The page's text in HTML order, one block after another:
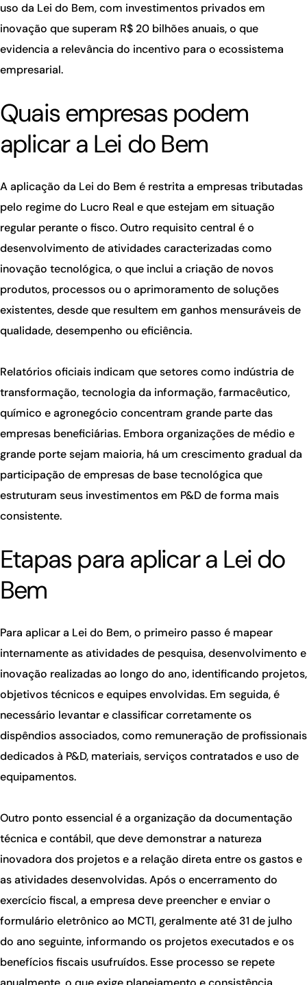
uso da Lei do Bem, com investimentos privados em
inovação que superam R$ 20 bilhões anuais, o que
evidencia a relevância do incentivo para o ecossistema
empresarial.
Quais empresas podem
aplicar a Lei do Bem
A aplicação da Lei do Bem é restrita a empresas tributadas
pelo regime do Lucro Real e que estejam em situação
regular perante o fisco. Outro requisito central é o
desenvolvimento de atividades caracterizadas como
inovação tecnológica, o que inclui a criação de novos
produtos, processos ou o aprimoramento de soluções
existentes, desde que resultem em ganhos mensuráveis de
qualidade, desempenho ou eficiência.
Relatórios oficiais indicam que setores como indústria de
transformação, tecnologia da informação, farmacêutico,
químico e agronegócio concentram grande parte das
empresas beneficiárias. Embora organizações de médio e
grande porte sejam maioria, há um crescimento gradual da
participação de empresas de base tecnológica que
estruturam seus investimentos em P&D de forma mais
consistente.
Etapas para aplicar a Lei do
Bem
Para aplicar a Lei do Bem, o primeiro passo é mapear
internamente as atividades de pesquisa, desenvolvimento e
inovação realizadas ao longo do ano, identificando projetos,
objetivos técnicos e equipes envolvidas. Em seguida, é
necessário levantar e classificar corretamente os
dispêndios associados, como remuneração de profissionais
dedicados à P&D, materiais, serviços contratados e uso de
equipamentos.
Outro ponto essencial é a organização da documentação
técnica e contábil, que deve demonstrar a natureza
inovadora dos projetos e a relação direta entre os gastos e
as atividades desenvolvidas. Após o encerramento do
exercício fiscal, a empresa deve preencher e enviar o
formulário eletrônico ao MCTI, geralmente até 31 de julho
do ano seguinte, informando os projetos executados e os
benefícios fiscais usufruídos. Esse processo se repete